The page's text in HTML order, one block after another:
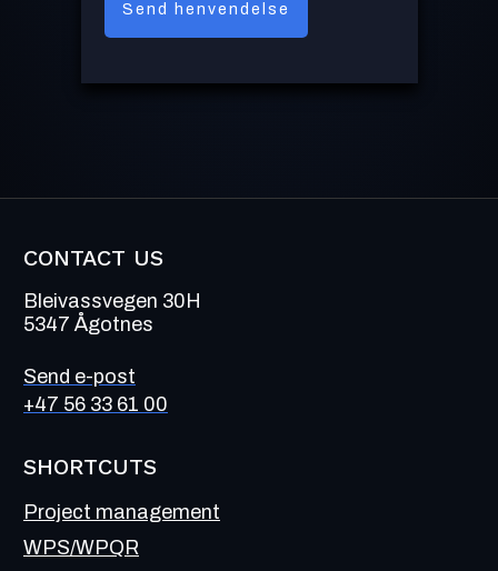
Send henvendelse
CONTACT US
Bleivassvegen 30H
5347 Ågotnes
Send e-post
+47 56 33 61 00
SHORTCUTS
Project management
WPS/WPQR